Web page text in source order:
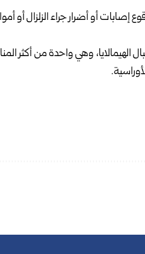
إصابات أو أضرار جراء الزلزال أو
الهيمالايا، وهي واحدة من أكثر